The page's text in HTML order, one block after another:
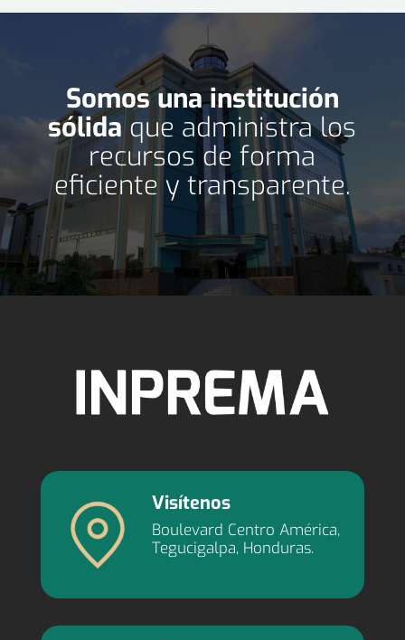
Somos una institución
sólidaque administra los
recursos de forma
eficiente y transparente.
Visítenos
Boulevard Centro América,
Tegucigalpa, Honduras.